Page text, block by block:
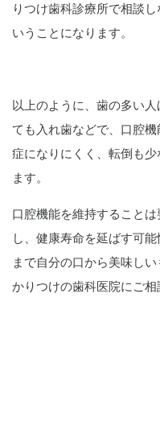
りつけ歯科診療所で相談
いうことになります。
以上のように、歯の多い
ても入れ歯などで、口腔
症になりにくく、転倒も
ます。
口腔機能を維持すること
し、健康寿命を延ばす可
まで自分の口から美味し
かりつけの歯科医院にご相